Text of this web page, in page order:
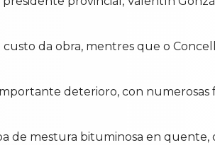
da obra, mentres que o
deterioro, con numerosas
de mestura bituminosa en quente,